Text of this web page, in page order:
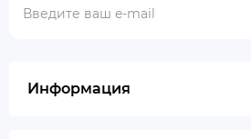
Информация